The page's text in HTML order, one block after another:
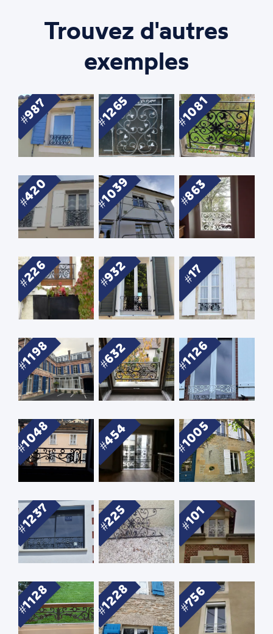
Trouvez d'autres
exemples
987 1265 1081
420 1039 863
226 932 17
1198 632 1126
1048 454 1005
1237 225 101
1128 1228 756